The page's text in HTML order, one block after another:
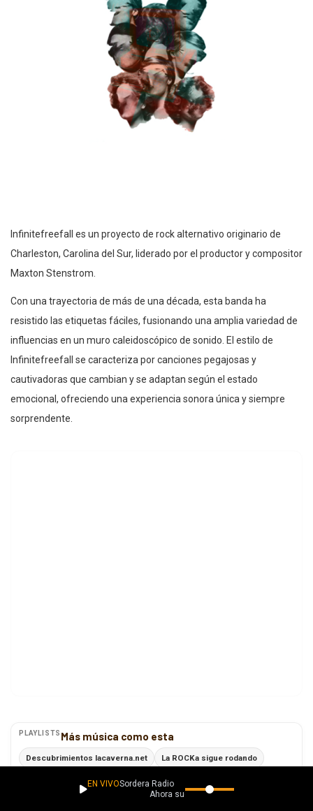
Infinitefreefall es un proyecto de rock alternativo originario de
Charleston, Carolina del Sur, liderado por el productor y compositor
Maxton Stenstrom.
Con una trayectoria de más de una década, esta banda ha
resistido las etiquetas fáciles, fusionando una amplia variedad de
influencias en un muro caleidoscópico de sonido. El estilo de
Infinitefreefall se caracteriza por canciones pegajosas y
cautivadoras que cambian y se adaptan según el estado
emocional, ofreciendo una experiencia sonora única y siempre
sorprendente.
PLAYLISTS Más música como esta
Descubrimientos lacaverna.net La ROCKa sigue rodando
Descubrimientos Sintéticos Descubrimientos Para Vibrar
EN VIVOSordera Radio
Ahora suena